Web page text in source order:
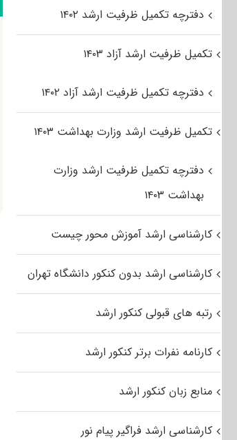
دفترچه تکمیل ظرفیت ارشد ۱۴۰۲
تکمیل ظرفیت ارشد آزاد ۱۴۰۳
دفترچه تکمیل ظرفیت ارشد آزاد ۱۴۰۲
تکمیل ظرفیت ارشد وزارت بهداشت ۱۴۰۳
دفترچه تکمیل ظرفیت ارشد وزارت
بهداشت ۱۴۰۳
کارشناسی ارشد آموزش محور چیست
کارشناسی ارشد بدون کنکور دانشگاه تهران
رتبه های قبولی کنکور ارشد
کارنامه نفرات برتر کنکور ارشد
منابع زبان کنکور ارشد
کارشناسی ارشد فراگیر پیام نور